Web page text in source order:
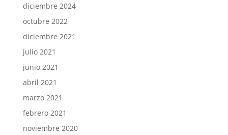
diciembre 2024
octubre 2022
diciembre 2021
julio 2021
junio 2021
abril 2021
marzo 2021
febrero 2021
noviembre 2020